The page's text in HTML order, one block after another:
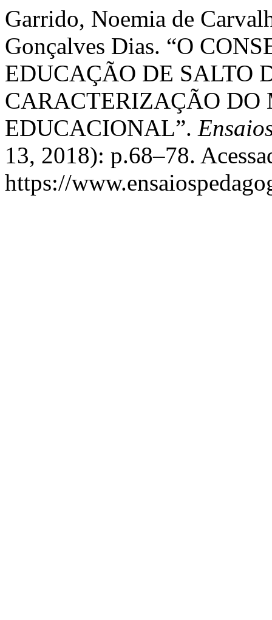
Garrido, Noemia de
Gonçalves Dias. “O
EDUCAÇÃO DE SALTO
CARACTERIZAÇÃO DO
EDUCACIONAL”.
13, 2018): p.68–78.
https://